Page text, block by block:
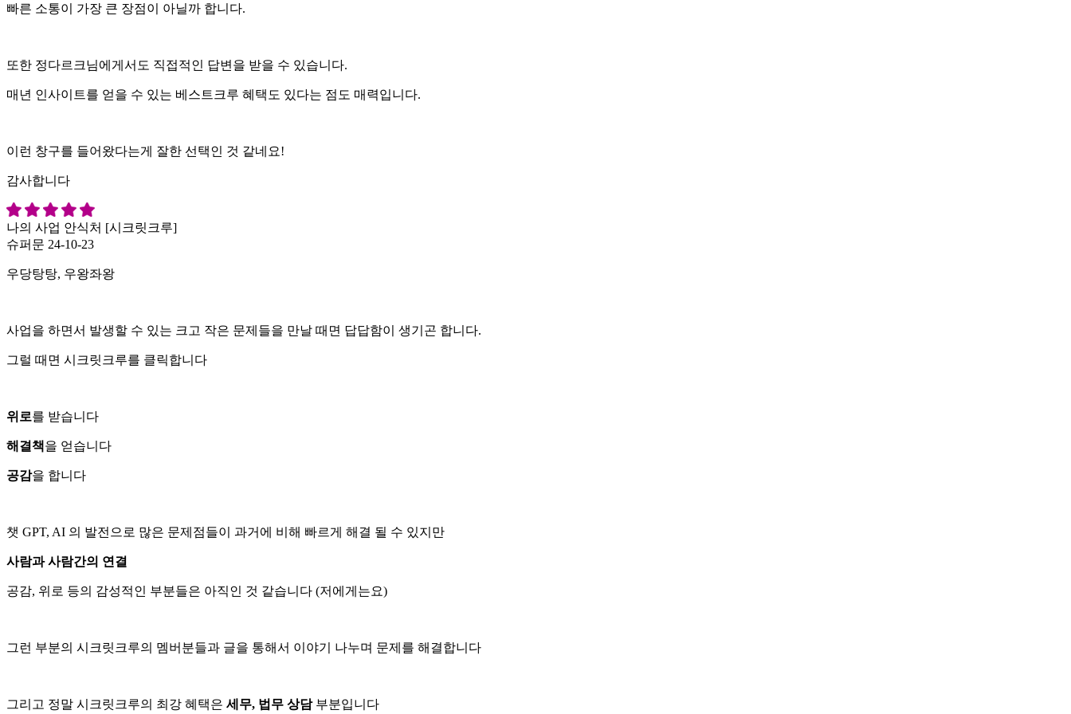
빠른 소통이 가장 큰 장점이 아닐까 합니다.
또한 정다르크님에게서도 직접적인 답변을 받을 수 있습니다.
매년 인사이트를 얻을 수 있는 베스트크루 혜택도 있다는 점도 매력입니다.
이런 창구를 들어왔다는게 잘한 선택인 것 같네요!
감사합니다
나의 사업 안식처 [시크릿크루]
슈퍼문 24-10-23
우당탕탕, 우왕좌왕
사업을 하면서 발생할 수 있는 크고 작은 문제들을 만날 때면 답답함이 생기곤 합니다.
그럴 때면 시크릿크루를 클릭합니다
위로를 받습니다
해결책을 얻습니다
공감을 합니다
챗 GPT, AI 의 발전으로 많은 문제점들이 과거에 비해 빠르게 해결 될 수 있지만
사람과 사람간의 연결
공감, 위로 등의 감성적인 부분들은 아직인 것 같습니다 (저에게는요)
그런 부분의 시크릿크루의 멤버분들과 글을 통해서 이야기 나누며 문제를 해결합니다
그리고 정말 시크릿크루의 최강 혜택은 세무, 법무 상담부분입니다